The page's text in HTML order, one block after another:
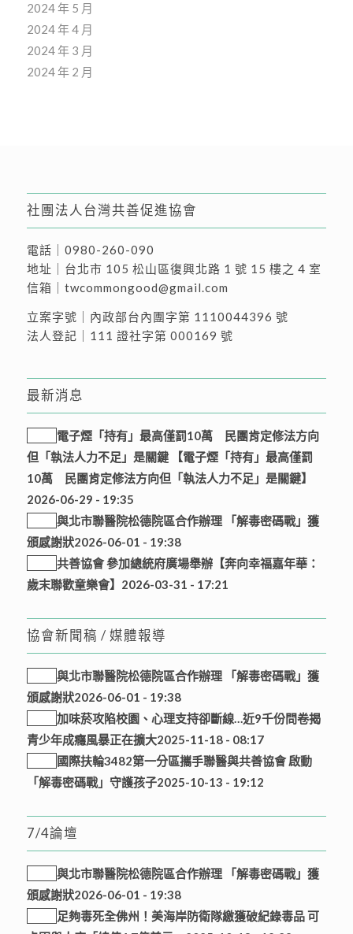
2024 年 5 月
2024 年 4 月
2024 年 3 月
2024 年 2 月
社團法人台灣共善促進協會
電話｜ 0980-260-090
地址｜ 台北市 105 松山區復興北路 1 號 15 樓之 4 室
信箱｜ twcommongood@gmail.com
立案字號｜內政部台內團字第 1110044396 號
法人登記｜111 證社字第 000169 號
最新消息
電子煙「持有」最高僅罰10萬 民團肯定修法方向
但「執法人力不足」是關鍵 【電子煙「持有」最高僅罰
10萬 民團肯定修法方向但「執法人力不足」是關鍵】
2026-06-29 - 19:35
與北市聯醫院松德院區合作辦理 「解毒密碼戰」獲
頒感謝狀2026-06-01 - 19:38
共善協會 參加總統府廣場舉辦【奔向幸福嘉年華：
歲末聯歡童樂會】 2026-03-31 - 17:21
協會新聞稿 / 媒體報導
與北市聯醫院松德院區合作辦理 「解毒密碼戰」獲
頒感謝狀2026-06-01 - 19:38
加味菸攻陷校園、心理支持卻斷線…近9千份問卷揭
青少年成癮風暴正在擴大2025-11-18 - 08:17
國際扶輪3482第一分區攜手聯醫與共善協會 啟動
「解毒密碼戰」守護孩子2025-10-13 - 19:12
7/4論壇
與北市聯醫院松德院區合作辦理 「解毒密碼戰」獲
頒感謝狀2026-06-01 - 19:38
足夠毒死全佛州！美海岸防衛隊繳獲破紀錄毒品 可